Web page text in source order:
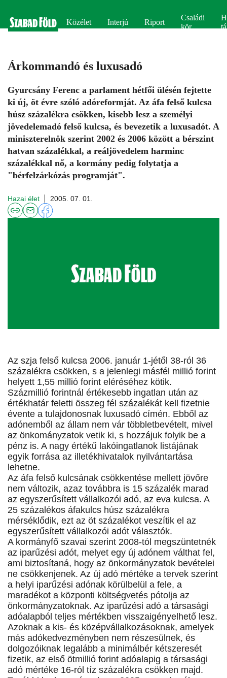
Közélet Interjú Riport
Családi
kör
Árkommandó és luxusadó
Gyurcsány Ferenc a parlament hétfői ülésén fejtette
ki új, öt évre szóló adóreformját. Az áfa felső kulcsa
húsz százalékra csökken, kisebb lesz a személyi
jövedelemadó felső kulcsa, és bevezetik a luxusadót. A
miniszterelnök szerint 2002 és 2006 között a bérszint
hatvan százalékkal, a reáljövedelem harminc
százalékkal nő, a kormány pedig folytatja a
"bérfelzárkózás programját".
Hazai élet 2005. 07. 01.
Az szja felső kulcsa 2006. január 1-jétől 38-ról 36
százalékra csökken, s a jelenlegi másfél millió forint
helyett 1,55 millió forint eléréséhez kötik.
Százmillió forintnál értékesebb ingatlan után az
értékhatár feletti összeg fél százalékát kell fizetnie
évente a tulajdonosnak luxusadó címén. Ebből az
adónemből az állam nem vár többletbevételt, mivel
az önkományzatok vetik ki, s hozzájuk folyik be a
pénz is. A nagy értékű lakóingatlanok listájának
egyik forrása az illetékhivatalok nyilvántartása
lehetne.
Az áfa felső kulcsának csökkentése mellett jövőre
nem változik, azaz továbbra is 15 százalék marad
az egyszerűsített vállalkozói adó, az eva kulcsa. A
25 százalékos áfakulcs húsz százalékra
mérséklődik, ezt az öt százalékot veszítik el az
egyszerűsített vállalkozói adót választók.
A kormányfő szavai szerint 2008-tól megszüntetnék
az iparűzési adót, melyet egy új adónem válthat fel,
ami biztosítaná, hogy az önkormányzatok bevételei
ne csökkenjenek. Az új adó mértéke a tervek szerint
a helyi iparűzési adónak körülbelül a fele, a
maradékot a központi költségvetés pótolja az
önkormányzatoknak. Az iparűzési adó a társasági
adóalapból teljes mértékben visszaigényelhető lesz.
Azoknak a kis- és középvállalkozásoknak, amelyek
más adókedvezményben nem részesülnek, és
dolgozóiknak legalább a minimálbér kétszeresét
fizetik, az első ötmillió forint adóalapig a társasági
adó mértéke 16-ról tíz százalékra csökken majd.